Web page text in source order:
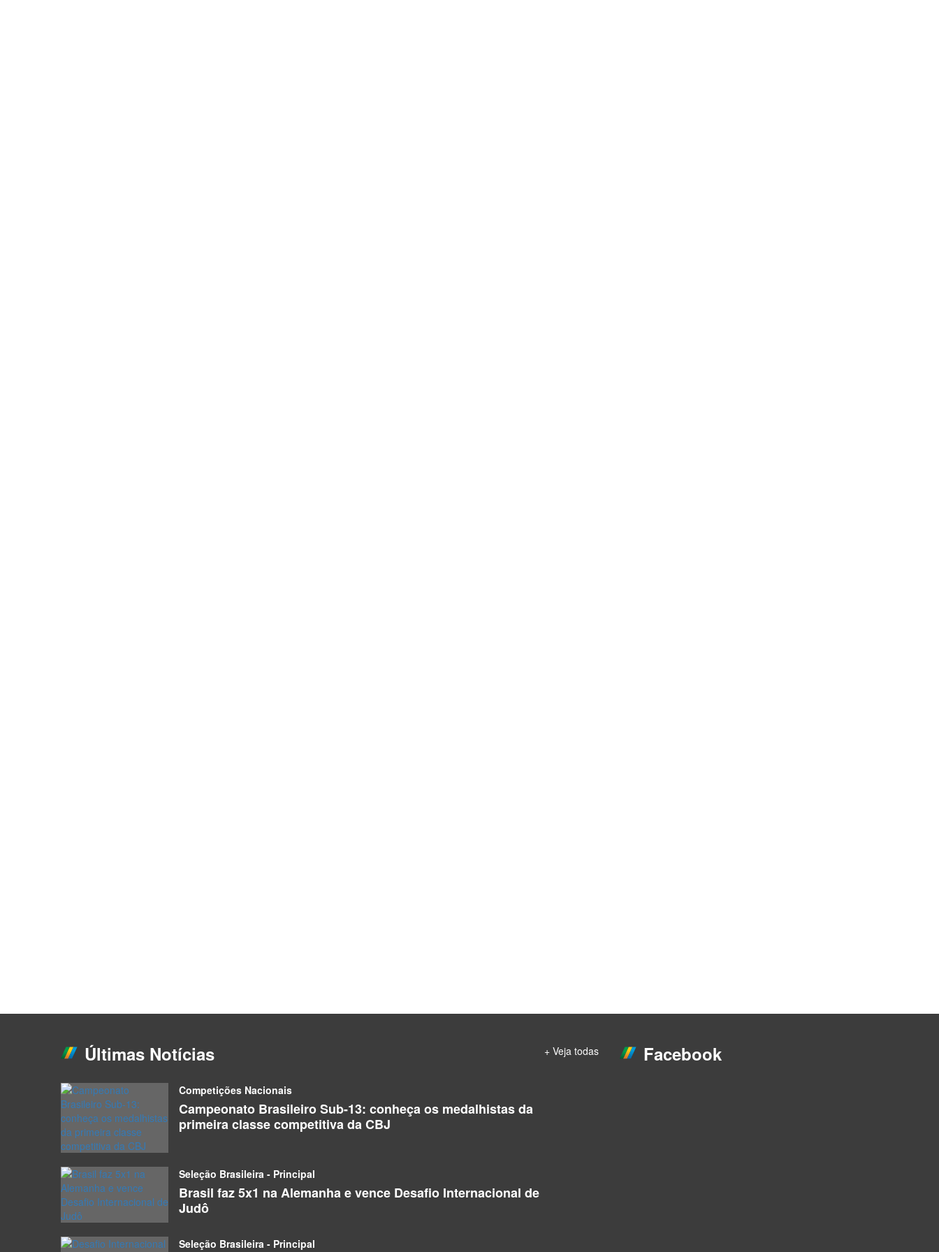
Últimas Notícias + Veja todas
Competições Nacionais
Campeonato Brasileiro Sub-13: conheça os medalhistas da
primeira classe competitiva da CBJ
Seleção Brasileira - Principal
Brasil faz 5x1 na Alemanha e vence Desafio Internacional de
Judô
Seleção Brasileira - Principal
Facebook